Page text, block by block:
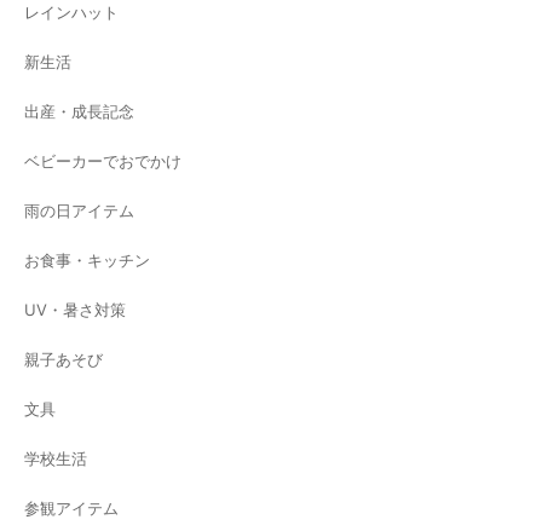
レインハット
新生活
出産・成長記念
ベビーカーでおでかけ
雨の日アイテム
お食事・キッチン
UV・暑さ対策
親子あそび
文具
学校生活
参観アイテム